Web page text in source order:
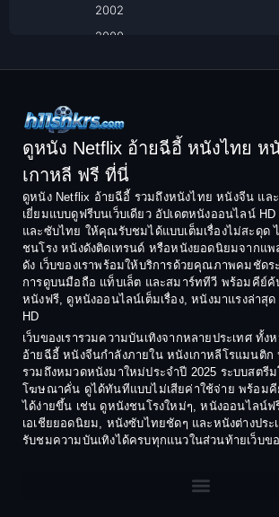
Comedy ตลก
Coming-of-age ชีวิตวัยรุ่น
Crime อาชญากรรม
Crime อาชญากรรม
Culture
Dance เต้น
Dark Comedy ตลกร้าย
DC
2002
2000
1994
1992
1990
1988
1986
1984
1982
1980
1974
1972
1970
1968
ดูหนัง Netflix อ้ายฉีอี้ หนังไทย ห
เกาหลี ฟรี ที่นี่
ดูหนัง Netflix อ้ายฉีอี้ รวมถึงหนังไทย หนังจีน แล
เยี่ยมแบบดูฟรีบนเว็บเดียว อัปเดตหนังออนไลน์
และซับไทย ให้คุณรับชมได้แบบเต็มเรื่องไม่สะดุด
ชนโรง หนังดังติดเทรนด์ หรือหนังยอดนิยมจากแ
ดัง เว็บของเราพร้อมให้บริการด้วยคุณภาพคมชัดร
การดูบนมือถือ แท็บเล็ต และสมาร์ททีวี พร้อมคีย์
หนังฟรี, ดูหนังออนไลน์เต็มเรื่อง, หนังมาแรงล่าสุ
HD
เว็บของเรารวมความบันเทิงจากหลายประเทศ ทั้ง
อ้ายฉีอี้ หนังจีนกำลังภายใน หนังเกาหลีโรแมนติ
รวมถึงหมวดหนังมาใหม่ประจำปี 2025 ระบบสตรี
โฆษณาคั่น ดูได้ทันทีแบบไม่เสียค่าใช้จ่าย พร้อมคี
ได้ง่ายขึ้น เช่น ดูหนังชนโรงใหม่ๆ, หนังออนไลน์ฟ
เอเชียยอดนิยม, หนังซับไทยชัดๆ และหนังต่างประ
รับชมความบันเทิงได้ครบทุกแนวในส่วนท้ายเว็บขอ